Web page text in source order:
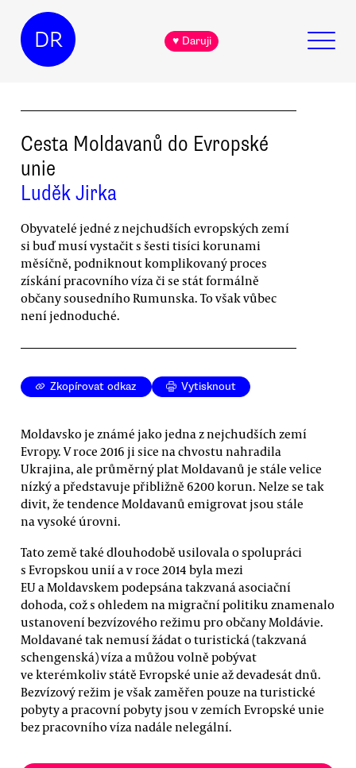
DR ♥ Daruji
Cesta Moldavanů do Evropské
unie
Luděk Jirka
Obyvatelé jedné z nejchudších evropských zemí
si buď musí vystačit s šesti tisíci korunami
měsíčně, podniknout komplikovaný proces
získání pracovního víza či se stát formálně
občany sousedního Rumunska. To však vůbec
není jednoduché.
Zkopírovat odkaz Vytisknout
Moldavsko je známé jako jedna z nejchudších zemí
Evropy. V roce 2016 ji sice na chvostu nahradila
Ukrajina, ale průměrný plat Moldavanů je stále velice
nízký a představuje přibližně 6200 korun. Nelze se tak
divit, že tendence Moldavanů emigrovat jsou stále
na vysoké úrovni.
Tato země také dlouhodobě usilovala o spolupráci
s Evropskou unií a v roce 2014 byla mezi
EU a Moldavskem podepsána takzvaná asociační
dohoda, což s ohledem na migrační politiku znamenalo
ustanovení bezvízového režimu pro občany Moldávie.
Moldavané tak nemusí žádat o turistická (takzvaná
schengenská) víza a můžou volně pobývat
ve kterémkoliv státě Evropské unie až devadesát dnů.
Bezvízový režim je však zaměřen pouze na turistické
pobyty a pracovní pobyty jsou v zemích Evropské unie
bez pracovního víza nadále nelegální.